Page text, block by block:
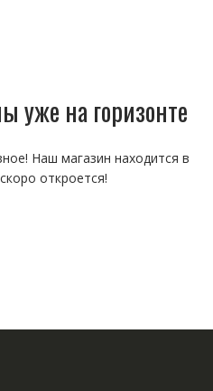
уже на горизонте
Наш магазин находится в
откроется!